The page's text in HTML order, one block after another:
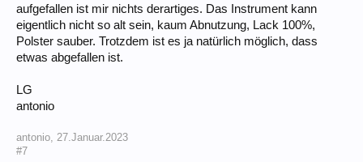
aufgefallen ist mir nichts derartiges. Das Instrument kann
eigentlich nicht so alt sein, kaum Abnutzung, Lack 100%,
Polster sauber. Trotzdem ist es ja natürlich möglich, dass
etwas abgefallen ist.
LG
antonio
antonio 27.Januar.2023
#7